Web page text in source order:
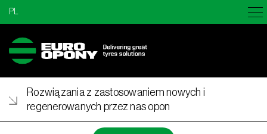
PL
Rozwiązania z zastosowaniem nowych i
regenerowanych przez nas opon